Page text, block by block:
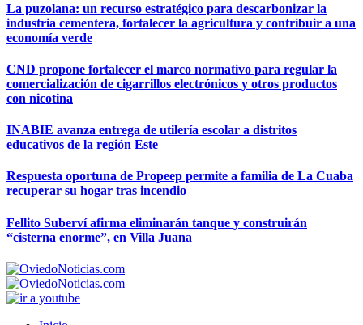
La puzolana: un recurso estratégico para descarbonizar la
industria cementera, fortalecer la agricultura y contribuir a una
economía verde
CND propone fortalecer el marco normativo para regular la
comercialización de cigarrillos electrónicos y otros productos
con nicotina
INABIE avanza entrega de utilería escolar a distritos
educativos de la región Este
Respuesta oportuna de Propeep permite a familia de La Cuaba
recuperar su hogar tras incendio
Fellito Suberví afirma eliminarán tanque y construirán
“cisterna enorme”, en Villa Juana